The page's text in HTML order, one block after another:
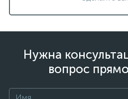
Нужна
вопрос